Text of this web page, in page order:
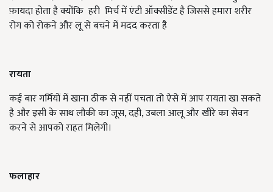
फ़ायदा होता है क्योंकि हरी मिर्च में एंटी ऑक्सीडेंट है जिससे हमारा शरीर
रोग को रोकने और लू से बचने में मदद करता है
रायता
कई बार गर्मियों में खाना ठीक से नहीं पचता तो ऐसे में आप रायता खा सकते
है और इसी के साथ लौकी का जूस, दही, उबला आलू और खीरे का सेवन
करने से आपको राहत मिलेगी।
फलाहार